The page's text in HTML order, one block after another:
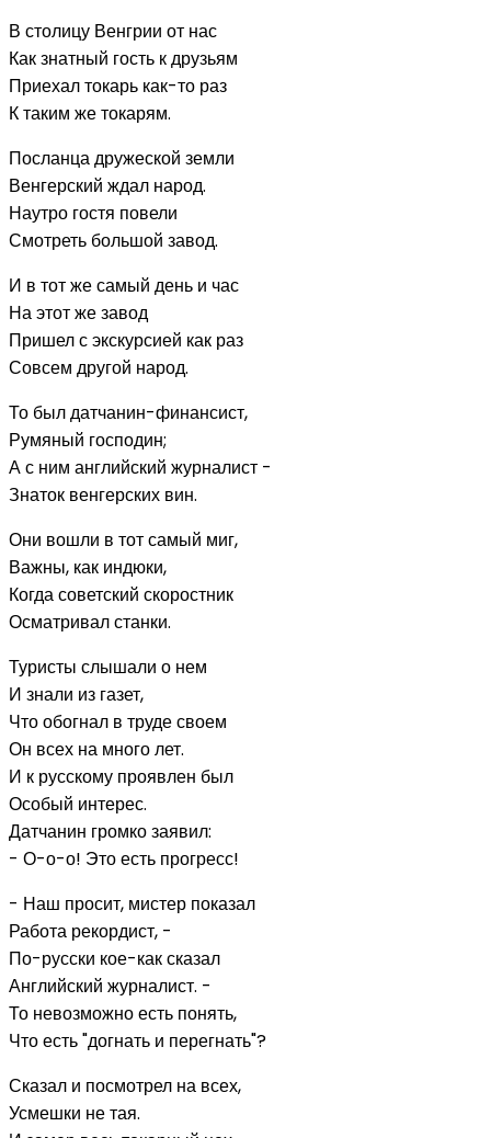
В столицу Венгрии от нас
Как знатный гость к друзьям
Приехал токарь как-то раз
К таким же токарям.
Посланца дружеской земли
Венгерский ждал народ.
Наутро гостя повели
Смотреть большой завод.
И в тот же самый день и час
На этот же завод
Пришел с экскурсией как раз
Совсем другой народ.
То был датчанин-финансист,
Румяный господин;
А с ним английский журналист -
Знаток венгерских вин.
Они вошли в тот самый миг,
Важны, как индюки,
Когда советский скоростник
Осматривал станки.
Туристы слышали о нем
И знали из газет,
Что обогнал в труде своем
Он всех на много лет.
И к русскому проявлен был
Особый интерес.
Датчанин громко заявил:
- О-о-о! Это есть прогресс!
- Наш просит, мистер показал
Работа рекордист, -
По-русски кое-как сказал
Английский журналист. -
То невозможно есть понять,
Что есть "догнать и перегнать"?
Сказал и посмотрел на всех,
Усмешки не тая.